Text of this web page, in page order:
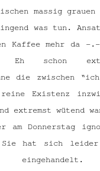
massig grauen
was tun.
Kaffee mehr da -
schon
die zwischen “ich
Existenz
extremst wütend
am Donnerstag
hat sich leider
eingehandelt.